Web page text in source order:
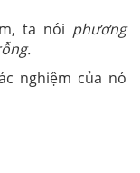
ta nói phương
nghiệm của nó